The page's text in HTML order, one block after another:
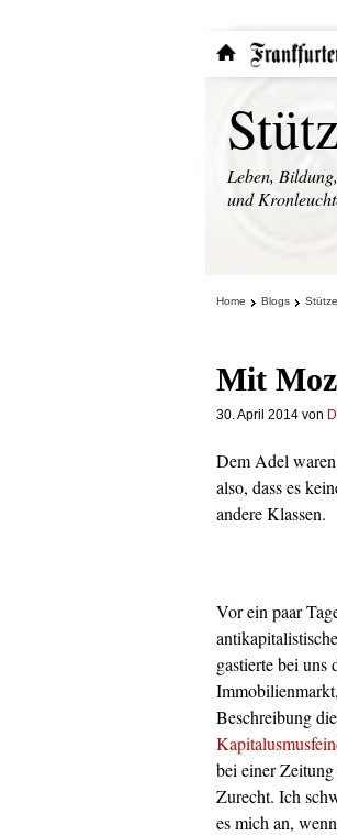
Leben,
und
Home Blogs
Mit
30. April 2014 von
Dem Adel
also, dass es
andere Klassen.
Vor ein paar
gastierte bei uns
Beschreibung
bei einer
Zurecht. Ich
es mich an,